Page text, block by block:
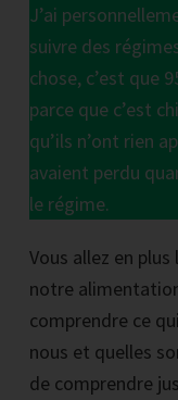
J’ai
suivre des
chose, c’est que
parce que c’est
qu’ils n’ont rien
avaient perdu
le régime.
Vous allez en
notre
comprendre ce
nous et quelles
de comprendre